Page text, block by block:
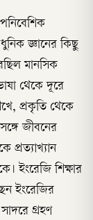
জ্ঞানের কিছু
মানসিক
থেকে দূরে
প্রকৃতি থেকে
জীবনের
প্রত্যাখ্যান
ইংরেজি শিক্ষার
ইংরেজির
গ্রহণ